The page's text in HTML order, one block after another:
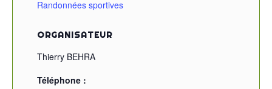
Randonnées sportives
ORGANISATEUR
Thierry BEHRA
Téléphone :